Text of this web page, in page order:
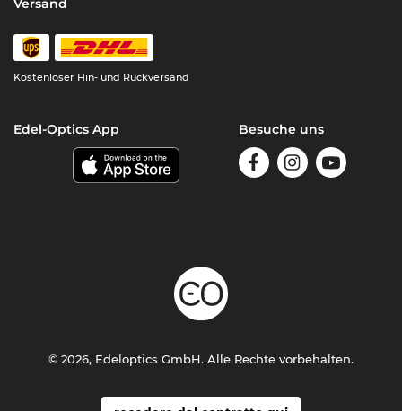
Versand
Kostenloser Hin- und Rückversand
Edel-Optics App Besuche uns
© 2026, Edeloptics GmbH. Alle Rechte vorbehalten.